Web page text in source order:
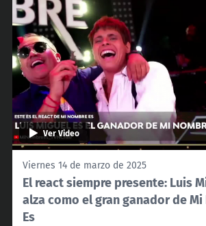
Ver Video
Viernes 14 de marzo de 2025
El react siempre presente: Luis
alza como el gran ganador de
Es